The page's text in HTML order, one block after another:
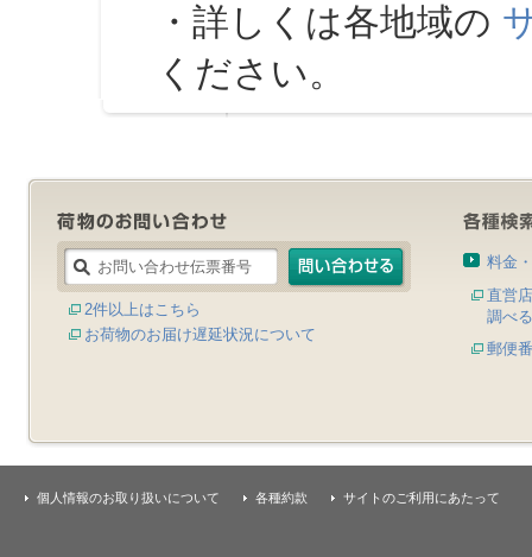
・詳しくは各地域の
ください。
2件以上はこちら
お荷物のお届け遅延状況について
料金
直営
調べる
郵便
個人情報のお取り扱いについて 各種約款 サイトのご利用にあたって